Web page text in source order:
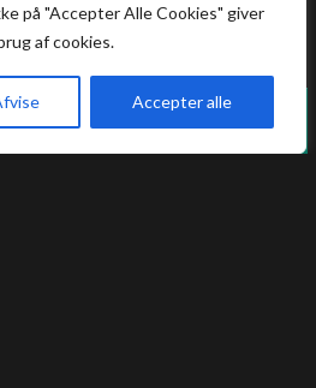
på "Accepter Alle Cookies" giver
af cookies.
Accepter alle
mandag i sommerferien.